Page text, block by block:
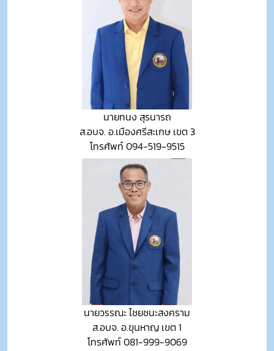
นายทนง สุรนารถ
ส.อบจ. อ.เมืองศรีสะเกษ เขต 3
โทรศัพท์ 094-519-9515
นายวรรณะ ไชยชนะสงคราม
ส.อบจ. อ.ขุนหาญ เขต 1
โทรศัพท์ 081-999-9069